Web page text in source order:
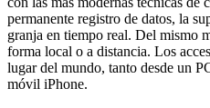
permanente registro de datos, la
granja en tiempo real. Del mismo
forma local o a distancia. Los
lugar del mundo, tanto desde un
móvil iPhone.